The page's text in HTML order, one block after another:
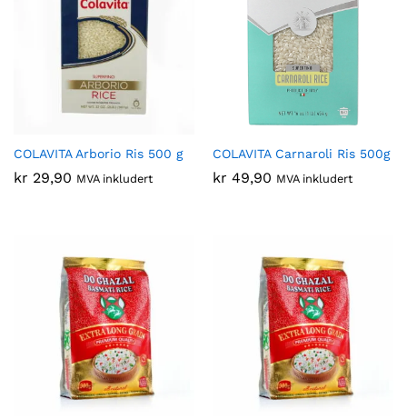
COLAVITA Arborio Ris 500 g
kr 29,90 MVA inkludert
COLAVITA Carnaroli Ris 500g
kr 49,90 MVA inkludert